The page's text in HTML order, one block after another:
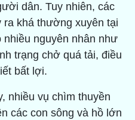
dân. Tuy nhiên, các
khá thường xuyên tại
nhiều nguyên nhân như
trạng chở quá tải, điều
bất lợi.
nhiều vụ chìm thuyền
các con sông và hồ lớn